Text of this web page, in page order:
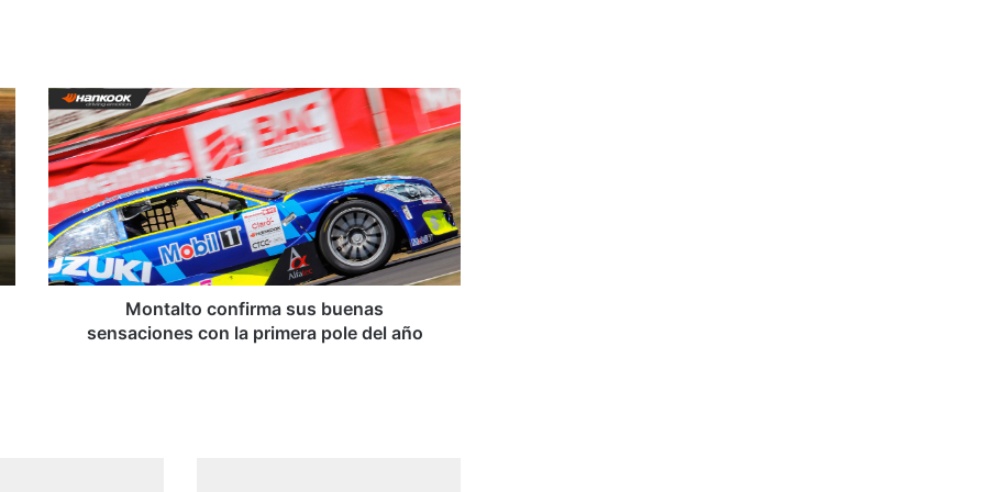
M
o
n
t
a
l
t
o
c
Montalto confirma sus buenas
sensaciones con la primera pole del año